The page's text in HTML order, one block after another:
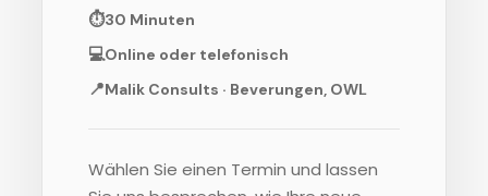
⏱30 Minuten
💻Online oder telefonisch
📍Malik Consults · Beverungen, OWL
Wählen Sie einen Termin und lassen